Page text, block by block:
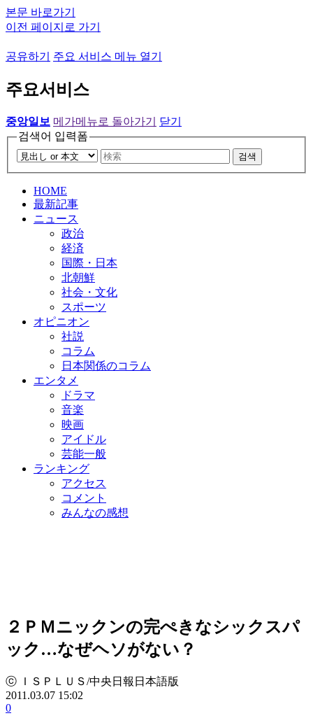
본문 바로가기
이전 페이지로 가기
공유하기 주요 서비스 메뉴 열기
주요서비스
중앙일보 메가메뉴로 돌아가기
닫기
검색어 입력폼
검색
HOME
最新記事
ニュース
政治
経済
国際・日本
北朝鮮
社会・文化
スポーツ
オピニオン
社説
コラム
日本関係のコラム
エンタメ
ドラマ
音楽
映画
アイドル
芸能一般
ランキング
アクセス
コメント
みんなの感想
２ＰＭニックンの完ぺきなシックスパ
ック…なぜヘソがない？
ⓒ ＩＳＰＬＵＳ/中央日報日本語版
2011.03.07 15:02
0